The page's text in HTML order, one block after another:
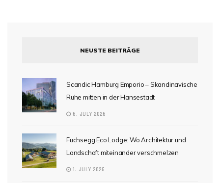
NEUSTE BEITRÄGE
Scandic Hamburg Emporio – Skandinavische
Ruhe mitten in der Hansestadt
6. JULY 2026
Fuchsegg Eco Lodge: Wo Architektur und
Landschaft miteinander verschmelzen
1. JULY 2026